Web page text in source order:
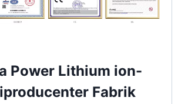
Power Lithium ion-
Fabrik